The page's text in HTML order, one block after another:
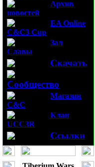
Архив
новостей
EA Online
C&C3 Cup
Зал
Славы
Скачать
Сообщество
Магазин
C&C
Клан
UCC3R
Ссылки